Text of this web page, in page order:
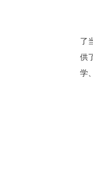
了
供
学